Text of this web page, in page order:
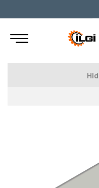
Oiltechnology
Hema Dişli
Hiposan Pompalar